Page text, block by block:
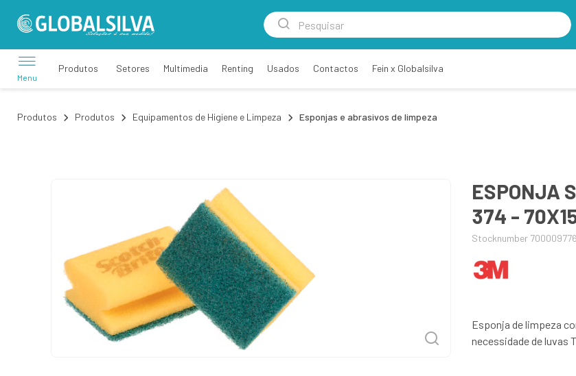
Menu
Produtos Setores Multimedia Renting Usados Contactos Fein x Globalsilva
Produtos Produtos Equipamentos de Higiene e Limpeza Esponjas e abrasivos de limpeza
ESPONJA
374 -
Stocknumber
Esponja de limpeza
necessidade de luvas